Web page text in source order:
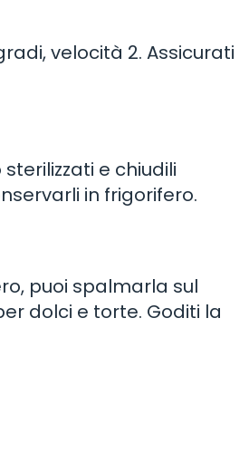
velocità 2. Assicurati
e chiudili
in frigorifero.
puoi spalmarla sul
dolci e torte. Goditi la